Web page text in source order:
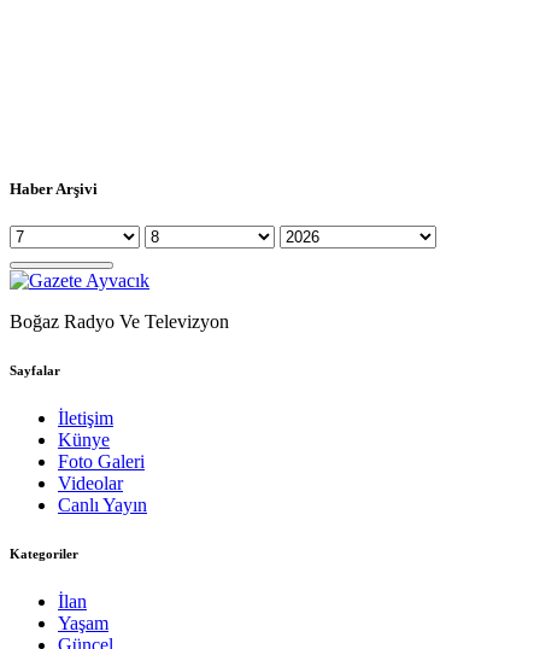
Haber Arşivi
Boğaz Radyo Ve Televizyon
Sayfalar
İletişim
Künye
Foto Galeri
Videolar
Canlı Yayın
Kategoriler
İlan
Yaşam